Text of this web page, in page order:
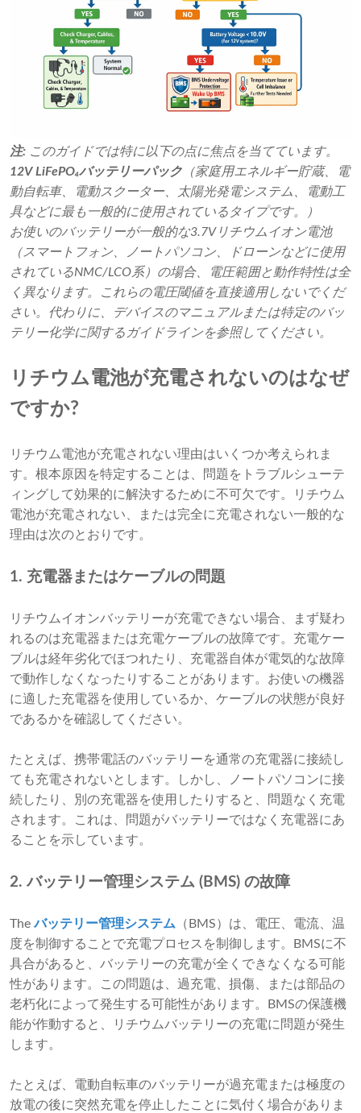
注: このガイドでは特に以下の点に焦点を当てています。
12V LiFePO₄バッテリーパック （家庭用エネルギー貯蔵、電
動自転車、電動スクーター、太陽光発電システム、電動工
具などに最も一般的に使用されているタイプです。）
お使いのバッテリーが一般的な3.7Vリチウムイオン電池
（スマートフォン、ノートパソコン、ドローンなどに使用
されているNMC/LCO系）の場合、電圧範囲と動作特性は全
く異なります。これらの電圧閾値を直接適用しないでくだ
さい。代わりに、デバイスのマニュアルまたは特定のバッ
テリー化学に関するガイドラインを参照してください。
リチウム電池が充電されないのはなぜ
ですか?
リチウム電池が充電されない理由はいくつか考えられま
す。根本原因を特定することは、問題をトラブルシューテ
ィングして効果的に解決するために不可欠です。リチウム
電池が充電されない、または完全に充電されない一般的な
理由は次のとおりです。
1. 充電器またはケーブルの問題
リチウムイオンバッテリーが充電できない場合、まず疑わ
れるのは充電器または充電ケーブルの故障です。充電ケー
ブルは経年劣化でほつれたり、充電器自体が電気的な故障
で動作しなくなったりすることがあります。お使いの機器
に適した充電器を使用しているか、ケーブルの状態が良好
であるかを確認してください。
たとえば、携帯電話のバッテリーを通常の充電器に接続し
ても充電されないとします。しかし、ノートパソコンに接
続したり、別の充電器を使用したりすると、問題なく充電
されます。これは、問題がバッテリーではなく充電器にあ
ることを示しています。
2. バッテリー管理システム (BMS) の故障
Theバッテリー管理システム （BMS）は、電圧、電流、温
度を制御することで充電プロセスを制御します。BMSに不
具合があると、バッテリーの充電が全くできなくなる可能
性があります。この問題は、過充電、損傷、または部品の
老朽化によって発生する可能性があります。BMSの保護機
能が作動すると、リチウムバッテリーの充電に問題が発生
します。
たとえば、電動自転車のバッテリーが過充電または極度の
放電の後に突然充電を停止したことに気付く場合がありま